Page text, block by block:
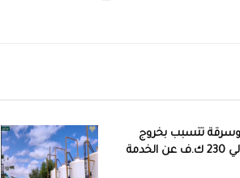
تتسبب بخروج
خط التوتر العالي 230 ك.ف عن الخدمة